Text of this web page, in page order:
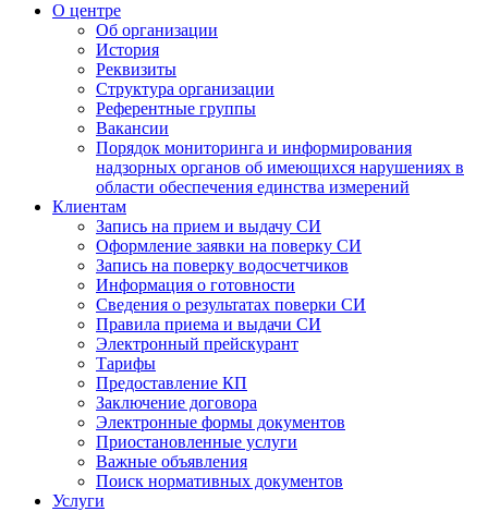
О центре
Об организации
История
Реквизиты
Структура организации
Референтные группы
Вакансии
Порядок мониторинга и информирования
надзорных органов об имеющихся нарушениях в
области обеспечения единства измерений
Клиентам
Запись на прием и выдачу СИ
Оформление заявки на поверку СИ
Запись на поверку водосчетчиков
Информация о готовности
Сведения о результатах поверки СИ
Правила приема и выдачи СИ
Электронный прейскурант
Тарифы
Предоставление КП
Заключение договора
Электронные формы документов
Приостановленные услуги
Важные объявления
Поиск нормативных документов
Услуги